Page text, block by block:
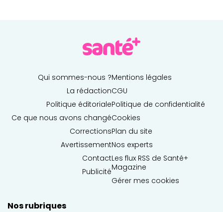
Qui sommes-nous ?
La rédaction
Politique éditoriale
Ce que nous avons changé
Corrections
Avertissement
Contact
Publicité
Mentions légales
CGU
Politique de confidentialité
Cookies
Plan du site
Nos experts
Les flux RSS de Santé+
Magazine
Gérer mes cookies
Nos rubriques